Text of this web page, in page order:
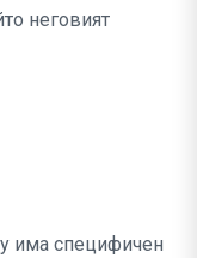
неговият
има специфичен